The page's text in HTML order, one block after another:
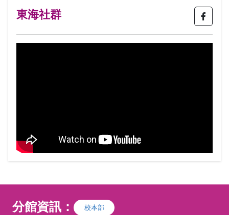
東海社群
分館資訊： 校本部